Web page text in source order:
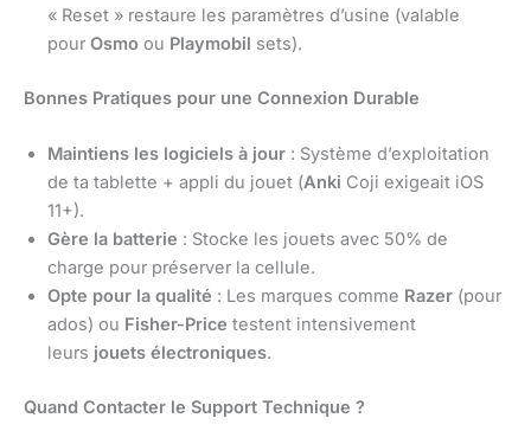
« Reset » restaure les paramètres d’usine (valable
pour Osmo ou Playmobil sets).
Bonnes Pratiques pour une Connexion Durable
Maintiens les logiciels à jour : Système d’exploitation
de ta tablette + appli du jouet (Anki Coji exigeait iOS
11+).
Gère la batterie : Stocke les jouets avec 50% de
charge pour préserver la cellule.
Opte pour la qualité : Les marques comme Razer (pour
ados) ou Fisher-Price testent intensivement
leurs jouets électroniques.
Quand Contacter le Support Technique ?